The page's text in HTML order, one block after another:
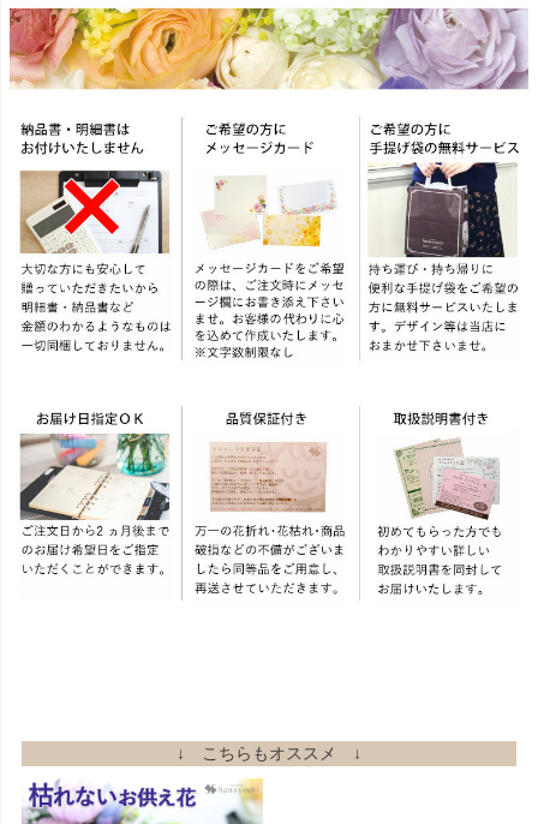
↓ こちらもオススメ ↓